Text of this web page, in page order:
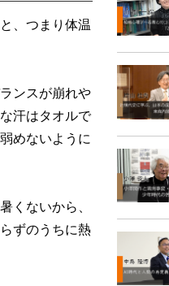
、つまり体温
ンスが崩れや
汗はタオルで
めないように
くないから、
ずのうちに熱